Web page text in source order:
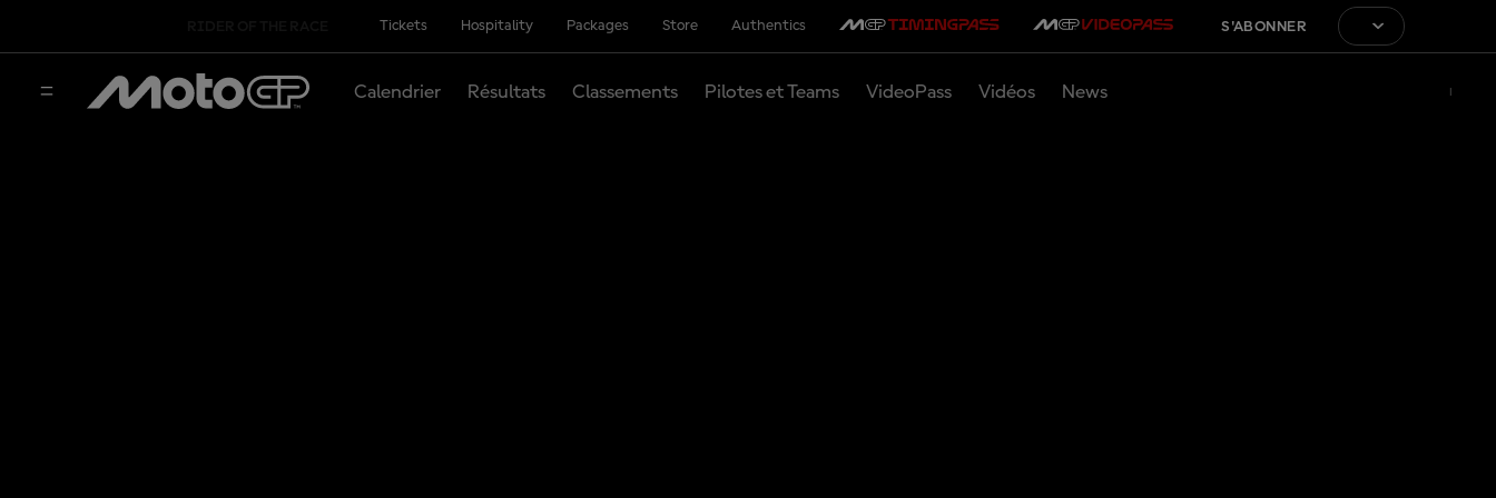
Tickets Hospitality Packages Store Authentics S'ABONNER
Calendrier Résultats Classements Pilotes et Teams VideoPass Vidéos News